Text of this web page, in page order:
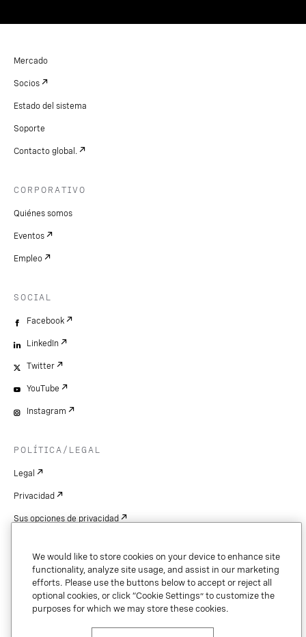
Mercado
Socios
Estado del sistema
Soporte
Contacto global.
CORPORATIVO
Quiénes somos
Eventos
Empleo
SOCIAL
Facebook
LinkedIn
Twitter
YouTube
Instagram
POLÍTICA/LEGAL
Legal
Privacidad
Sus opciones de privacidad
Patentes
Derechos de autor
Seguridad y confianza
We would like to store cookies on your device to enhance site
functionality, analyze site usage, and assist in our marketing
efforts. Please use the buttons below to accept or reject all
optional cookies, or click “Cookie Settings” to customize the
purposes for which we may store these cookies.